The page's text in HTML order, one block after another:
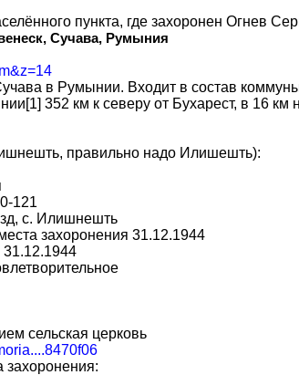
пункта, где захоронен Огнев
Сучава, Румыния
в Румынии. Входит в состав
352 км к северу от Бухарест, в 16 км
правильно надо Илишешть):
121
с. Илишнешть
захоронения 31.12.1944
31.12.1944
сельская церковь
захоронения: